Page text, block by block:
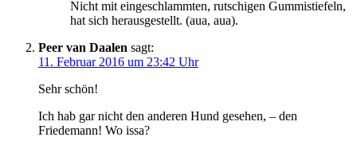
Nicht mit eingeschlammten, rutschigen Gummistiefeln,
hat sich herausgestellt. (aua, aua).
Peer van Daalen sagt:
11. Februar 2016 um 23:42 Uhr
Sehr schön!
Ich hab gar nicht den anderen Hund gesehen, – den
Friedemann! Wo issa?